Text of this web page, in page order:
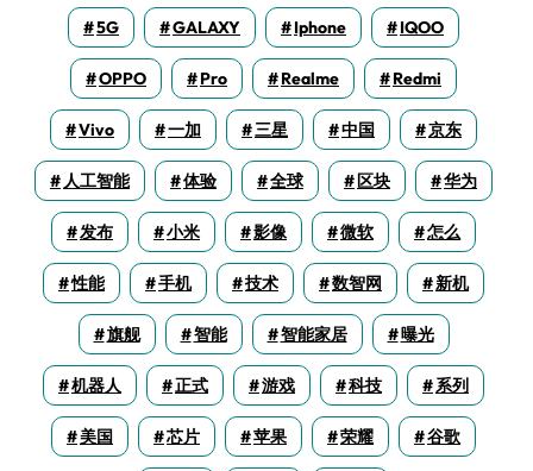
5G GALAXY Iphone IQOO
OPPO Pro Realme Redmi
Vivo 一加 三星 中国 京东
人工智能 体验 全球 区块 华为
发布 小米 影像 微软 怎么
性能 手机 技术 数智网 新机
旗舰 智能 智能家居 曝光
机器人 正式 游戏 科技 系列
美国 芯片 苹果 荣耀 谷歌